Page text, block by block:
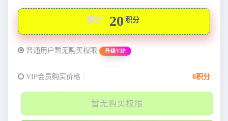
原价： 20 积分
普通用户暂无购买权限 升级VIP
VIP会员购买价格 : 0积分
暂无购买权限